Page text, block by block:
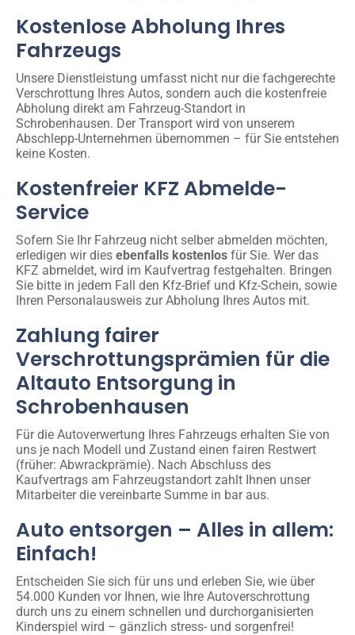
Kostenlose Abholung Ihres
Fahrzeugs
Unsere Dienstleistung umfasst nicht nur die fachgerechte
Verschrottung Ihres Autos, sondern auch die kostenfreie
Abholung direkt am Fahrzeug-Standort in
Schrobenhausen. Der Transport wird von unserem
Abschlepp-Unternehmen übernommen – für Sie entstehen
keine Kosten.
Kostenfreier KFZ Abmelde-
Service
Sofern Sie Ihr Fahrzeug nicht selber abmelden möchten,
erledigen wir dies ebenfalls kostenlos für Sie. Wer das
KFZ abmeldet, wird im Kaufvertrag festgehalten. Bringen
Sie bitte in jedem Fall den Kfz-Brief und Kfz-Schein, sowie
Ihren Personalausweis zur Abholung Ihres Autos mit.
Zahlung fairer
Verschrottungsprämien für die
Altauto Entsorgung in
Schrobenhausen
Für die Autoverwertung Ihres Fahrzeugs erhalten Sie von
uns je nach Modell und Zustand einen fairen Restwert
(früher: Abwrackprämie). Nach Abschluss des
Kaufvertrags am Fahrzeugstandort zahlt Ihnen unser
Mitarbeiter die vereinbarte Summe in bar aus.
Auto entsorgen – Alles in allem:
Einfach!
Entscheiden Sie sich für uns und erleben Sie, wie über
54.000 Kunden vor Ihnen, wie Ihre Autoverschrottung
durch uns zu einem schnellen und durchorganisierten
Kinderspiel wird – gänzlich stress- und sorgenfrei!